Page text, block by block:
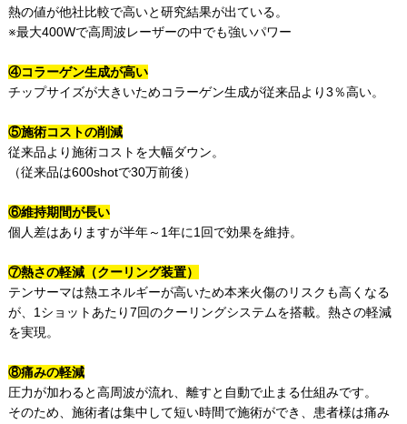
熱の値が他社比較で高いと研究結果が出ている。​
※最大400Wで高周波レーザーの中でも強いパワー
④コラーゲン生成が高い​
チップサイズが大きいためコラーゲン生成が従来品より3％高い。
⑤施術コストの削減​​
従来品より施術コストを大幅ダウン。​​
（従来品は600shotで30万前後）​
⑥維持期間が長い​
個人差はありますが半年～1年に1回で効果を維持。
⑦熱さの軽減（クーリング装置）​
テンサーマは熱エネルギーが高いため本来火傷のリスクも高くなる
が、1ショットあたり7回のクーリングシステムを搭載。熱さの軽減
を実現。
⑧痛みの軽減​
圧力が加わると高周波が流れ、離すと自動で止まる仕組みです。​
そのため、施術者は集中して短い時間で施術ができ、患者様は痛み